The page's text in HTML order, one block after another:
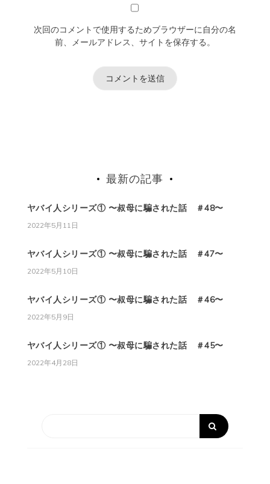
次回のコメントで使用するためブラウザーに自分の名
前、メールアドレス、サイトを保存する。
最新の記事
ヤバイ人シリーズ① 〜叔母に騙された話 ＃48〜
2022年5月11日
ヤバイ人シリーズ① 〜叔母に騙された話 ＃47〜
2022年5月10日
ヤバイ人シリーズ① 〜叔母に騙された話 ＃46〜
2022年5月9日
ヤバイ人シリーズ① 〜叔母に騙された話 ＃45〜
2022年4月28日